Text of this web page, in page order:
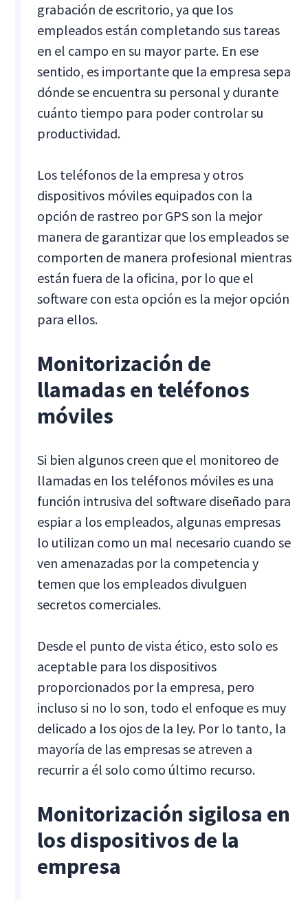
grabación de escritorio, ya que los
empleados están completando sus tareas
en el campo en su mayor parte. En ese
sentido, es importante que la empresa sepa
dónde se encuentra su personal y durante
cuánto tiempo para poder controlar su
productividad.
Los teléfonos de la empresa y otros
dispositivos móviles equipados con la
opción de rastreo por GPS son la mejor
manera de garantizar que los empleados se
comporten de manera profesional mientras
están fuera de la oficina, por lo que el
software con esta opción es la mejor opción
para ellos.
Monitorización de
llamadas en teléfonos
móviles
Si bien algunos creen que el monitoreo de
llamadas en los teléfonos móviles es una
función intrusiva del software diseñado para
espiar a los empleados, algunas empresas
lo utilizan como un mal necesario cuando se
ven amenazadas por la competencia y
temen que los empleados divulguen
secretos comerciales.
Desde el punto de vista ético, esto solo es
aceptable para los dispositivos
proporcionados por la empresa, pero
incluso si no lo son, todo el enfoque es muy
delicado a los ojos de la ley. Por lo tanto, la
mayoría de las empresas se atreven a
recurrir a él solo como último recurso.
Monitorización sigilosa en
los dispositivos de la
empresa